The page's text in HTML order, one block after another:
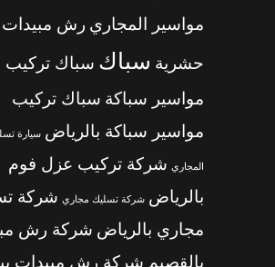
مواسير المجاري رش مبيدات
حشرية سباك سباك تركيب
مواسير سباكة سباك تركيب
مواسير سباكة بالرياض سيارة
المجاري شركة تركيب عزل فوم
بالرياض شركة تسليك مجاري شركة
مجاري بالرياض شركة رش
بالقصيم شركة رش مبيدات